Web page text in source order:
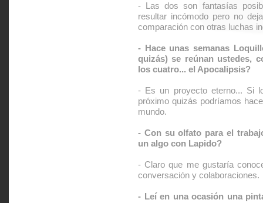
- Las dos son fantasías
resultar incómodo pero no
comparación con otras luchas
- Hace unas semanas
quizás) se reúnan ustedes,
los cuatro... el Apocalipsis?
- Es un proyecto eterno... Si
próximo quizás podríamos
mundo.
- Con su olfato para el
un algo con Lapido?
- Claro que me gustaría
conversación y colaboraciones.
- Leí en una ocasión una